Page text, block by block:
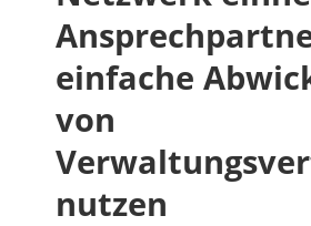
einfache
von
nutzen